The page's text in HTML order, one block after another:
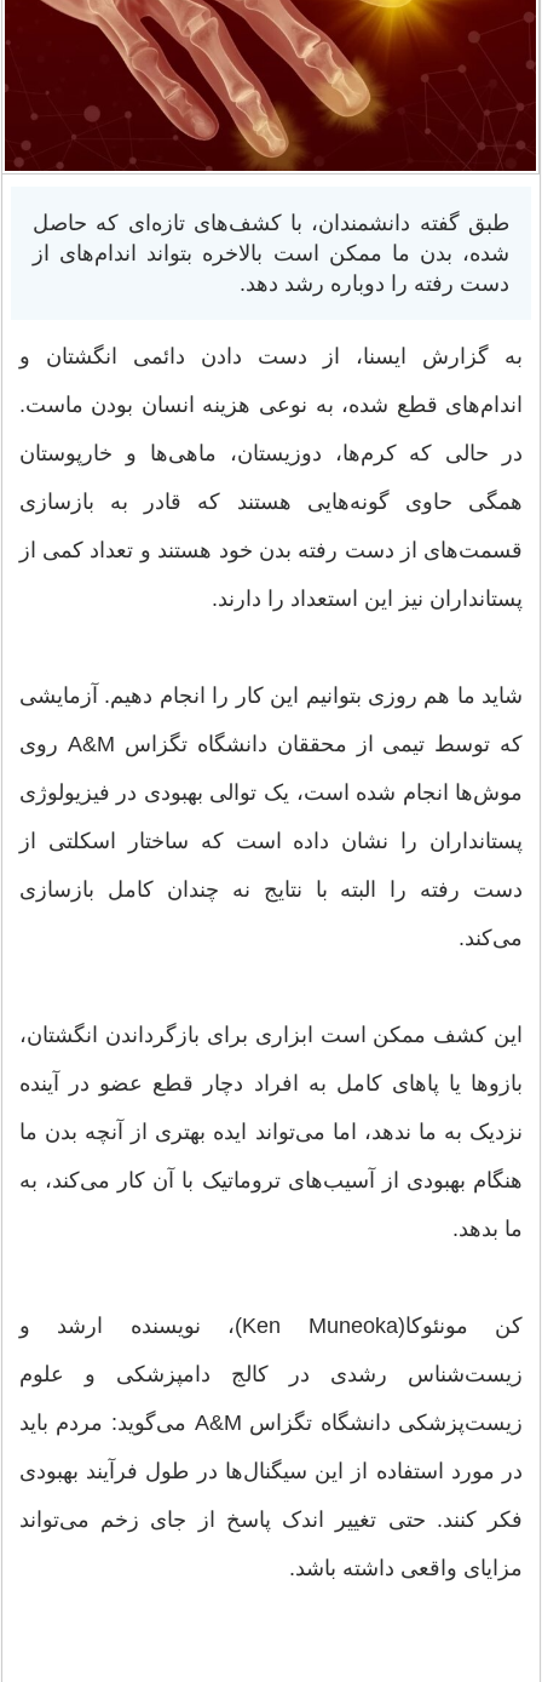
طبق گفته دانشمندان، با کشف‌های تازه‌ای که حاصل
شده، بدن ما ممکن است بالاخره بتواند اندام‌های از
دست رفته را دوباره رشد دهد.
به گزارش ایسنا، از دست دادن دائمی انگشتان و
اندام‌های قطع شده، به نوعی هزینه انسان بودن ماست.
در حالی که کرم‌ها، دوزیستان، ماهی‌ها و خارپوستان
همگی حاوی گونه‌هایی هستند که قادر به بازسازی
قسمت‌های از دست رفته بدن خود هستند و تعداد کمی از
پستانداران نیز این استعداد را دارند.
شاید ما هم روزی بتوانیم این کار را انجام ‌دهیم. آزمایشی
که توسط تیمی از محققان دانشگاه تگزاس A&M روی
موش‌ها انجام شده است، یک توالی بهبودی در فیزیولوژی
پستانداران را نشان داده است که ساختار اسکلتی از
دست رفته را البته با نتایج نه چندان کامل بازسازی
می‌کند.
این کشف ممکن است ابزاری برای بازگرداندن انگشتان،
بازوها یا پاهای کامل به افراد دچار قطع عضو در آینده
نزدیک به ما ندهد، اما می‌تواند ایده بهتری از آنچه بدن ما
هنگام بهبودی از آسیب‌های تروماتیک با آن کار می‌کند، به
ما بدهد.
کن مونئوکا(Ken Muneoka)، نویسنده ارشد و
زیست‌شناس رشدی در کالج دامپزشکی و علوم
زیست‌پزشکی دانشگاه تگزاس A&M می‌گوید: مردم باید
در مورد استفاده از این سیگنال‌ها در طول فرآیند بهبودی
فکر کنند. حتی تغییر اندک پاسخ از جای زخم می‌تواند
مزایای واقعی داشته باشد.